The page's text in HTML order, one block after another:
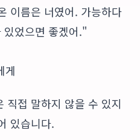
이름은 너였어. 가능하다
있었으면 좋겠어."
게
직접 말하지 않을 수 있지
있습니다.